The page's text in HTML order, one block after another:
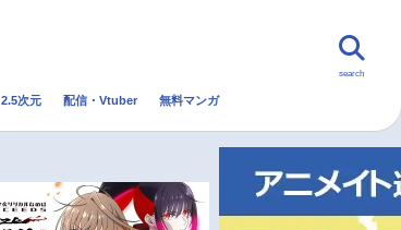
トレンド 無料マンガ
search
2.5次元 配信・Vtuber 無料マンガ